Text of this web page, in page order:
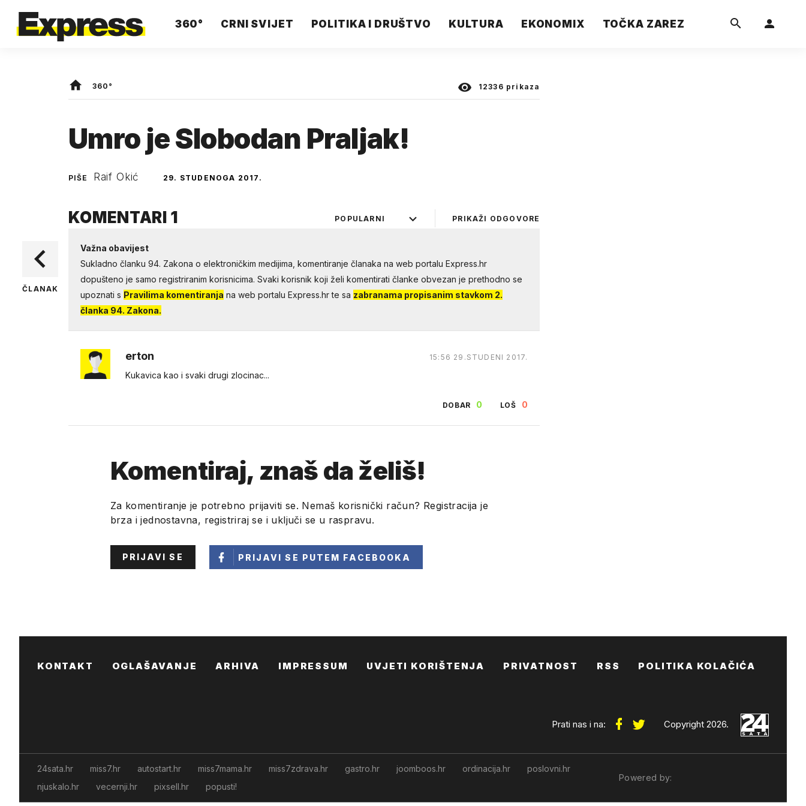
360° CRNI SVIJET POLITIKA I DRUŠTVO KULTURA EKONOMIX TOČKA ZAREZ
360° 12336 prikaza
Umro je Slobodan Praljak!
PIŠE Raif Okić 29. STUDENOGA 2017.
ČLANAK
KOMENTARI 1 PRIKAŽI ODGOVORE
POPULARNI
Važna obavijest
Sukladno članku 94. Zakona o elektroničkim medijima, komentiranje članaka na web portalu Express.hr
dopušteno je samo registriranim korisnicima. Svaki korisnik koji želi komentirati članke obvezan je prethodno se
upoznati s Pravilima komentiranja na web portalu Express.hr te sa zabranama propisanim stavkom 2.
članka 94. Zakona.
erton 15:56 29.STUDENI 2017.
Kukavica kao i svaki drugi zlocinac...
DOBAR 0 LOŠ 0
Komentiraj, znaš da želiš!
Za komentiranje je potrebno prijaviti se. Nemaš korisnički račun? Registracija je
brza i jednostavna, registriraj se i uključi se u raspravu.
PRIJAVI SE PRIJAVI SE PUTEM FACEBOOKA
KONTAKT OGLAŠAVANJE ARHIVA IMPRESSUM UVJETI KORIŠTENJA PRIVATNOST RSS POLITIKA KOLAČIĆA
Prati nas i na: Copyright 2026.
24sata.hr miss7.hr autostart.hr miss7mama.hr miss7zdrava.hr gastro.hr joomboos.hr ordinacija.hr
poslovni.hr
njuskalo.hr
vecernji.hr pixsell.hr popusti!
Powered by: